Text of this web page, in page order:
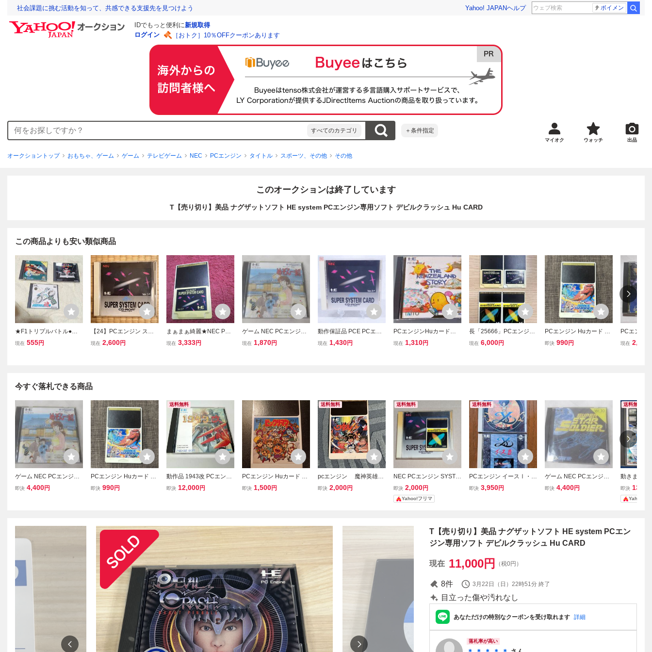
社会課題に挑む活動を知って、共感できる支援先を見つけよう Yahoo! JAPANヘルプ ボイメン
IDでもっと便利に新規取得
ログイン
［おトク］10％OFFクーポンあります
すべてのカテゴリ ＋条件指定
マイオク ウォッチ 出品
オークショントップ おもちゃ、ゲーム ゲーム テレビゲーム NEC PCエンジン タイトル スポーツ、その他 その他
このオークションは終了しています
T【売り切り】美品 ナグザットソフト HE system PCエンジン専用ソフト デビルクラッシュ Hu CARD
この商品よりも安い類似商品
★F1トリプルバトル●レ
ーシング魂●ファイナルソ
現在 555円
【24】PCエンジン スー
パーシステムカード Ver.
現在 2,600円
まぁまぁ綺麗★NEC PC
エンジン CD-ROM2 Hu c
現在 3,333円
ゲーム NEC PCエンジン
Huカード めぞん一刻 中
現在 1,870円
動作保証品 PCE PCエン
ジン CD-ROM2 Huカード
現在 1,430円
PCエンジンHuカードソ
フト ニュージーランドス
現在 1,310円
長「25666」PCエンジ
ン SUPER SYSTEM CA
現在 6,000円
PCエンジン Huカード SE
GA SPACE HARRIER セ
即決 990円
PCエンジ
ド サイバ
現在 2,000
今すぐ落札できる商品
ゲーム NEC PCエンジン
Huカード めぞん一刻 中
即決 4,400円
PCエンジン Huカード SE
GA SPACE HARRIER セ
即決 990円
送料無料
動作品 1943改 PCエンジ
ン Huカード Hu card nax
即決 12,000円
PCエンジン Huカード ビ
ックリマンワールド ソフ
即決 1,500円
送料無料
pcエンジン 魔神英雄伝
ワタル HuCARD Huカー
即決 2,000円
送料無料
NEC PCエンジン SYSTE
M CARD Ver.2.0 システム
カード
即決 2,000円
Yahoo!フリマ
送料無料
PCエンジン イースⅠ・Ⅱ
& イースⅢ セット
即決 3,950円
ゲーム NEC PCエンジン
ソフト Huカード スーパ
即決 4,400円
送料無料
動きます
ン 高評
STG『ダブ
即決
Yahoo!フ
T【売り切り】美品 ナグザットソフト HE system PCエン
ジン専用ソフト デビルクラッシュ Hu CARD
現在 11,000円 （税0円）
8件 3月22日（日）22時51分 終了
目立った傷や汚れなし
あなただけの特別なクーポンを受け取れます 詳細
落札率が高い